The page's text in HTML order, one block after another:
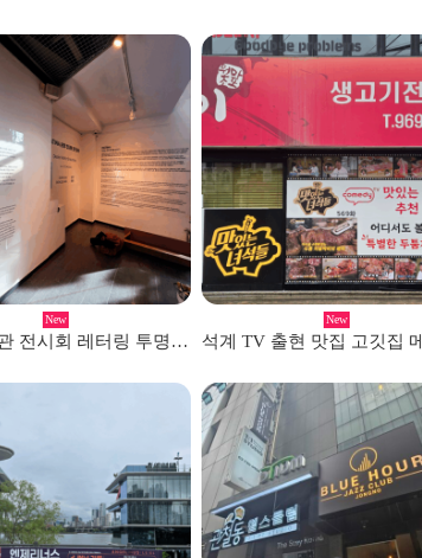
New
종로 전시관 전시회 레터링 투명실사 작업
New